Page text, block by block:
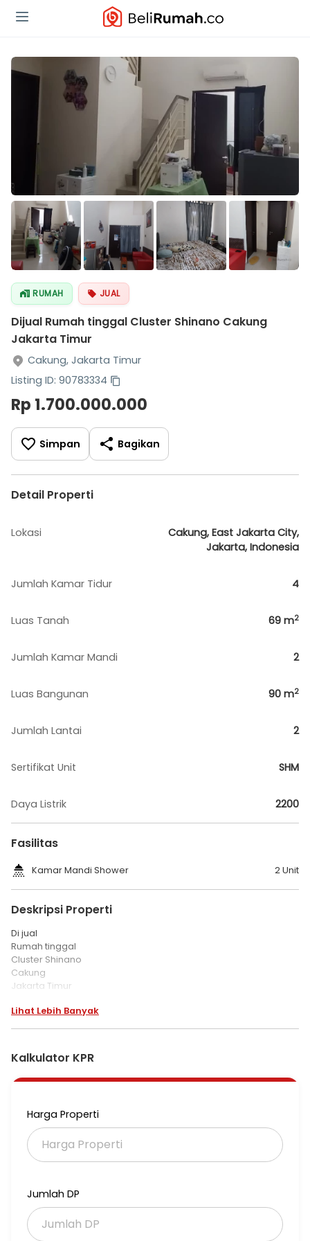
RUMAH JUAL
Dijual Rumah tinggal Cluster Shinano Cakung
Jakarta Timur
Cakung, Jakarta Timur
Listing ID: 90783334
Rp 1.700.000.000
Simpan Bagikan
Detail Properti
Lokasi
Cakung, East Jakarta City,
Jakarta, Indonesia
Jumlah Kamar Tidur 4
Luas Tanah 69 m2
Jumlah Kamar Mandi 2
Luas Bangunan 90 m2
Jumlah Lantai 2
Sertifikat Unit SHM
Daya Listrik 2200
Fasilitas
Kamar Mandi Shower 2 Unit
Deskripsi Properti
Di jual
Rumah tinggal
Cluster Shinano
Cakung
Jakarta Timur
LT 6 x 15 (90m2)
KM 2
Listrik 2200
Air PAM
JjoM2JGC05
Lihat Lebih Banyak
Kalkulator KPR
Harga Properti
Jumlah DP